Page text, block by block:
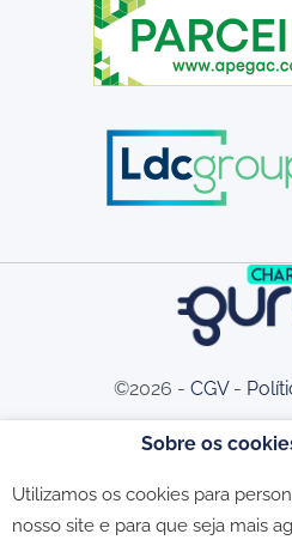
©2026 - CGV-
Sobre os
Utilizamos os cookies para
nosso site e para que seja mais